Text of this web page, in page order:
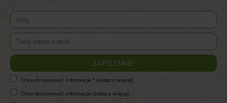
Chcę otrzymywać informacje * (zobacz więcej)...
Chcę otrzymywać informacje (zobacz więcej)...